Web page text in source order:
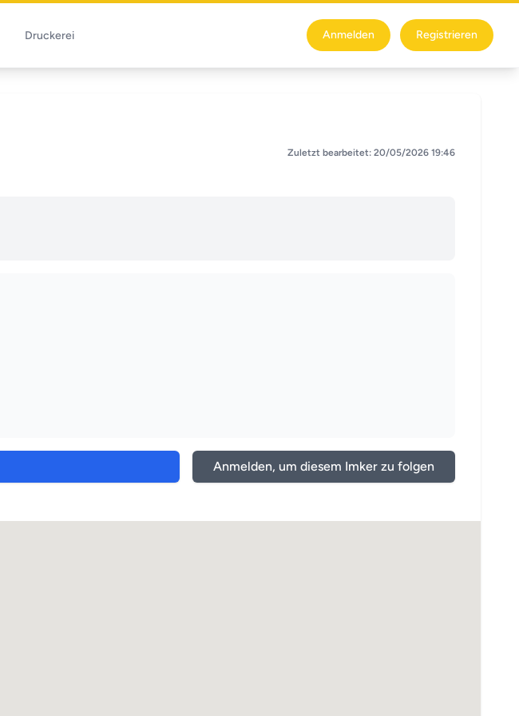
Druckerei Anmelden Registrieren
Zuletzt bearbeitet: 20/05/2026 19:46
Anmelden, um diesem Imker zu folgen